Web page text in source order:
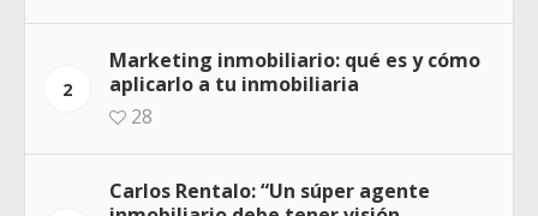
2
Marketing inmobiliario: qué es y cómo
aplicarlo a tu inmobiliaria
28
Carlos Rentalo: “Un súper agente